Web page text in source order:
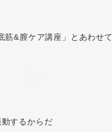
&膣ケア講座」とあわせ
動するからだ